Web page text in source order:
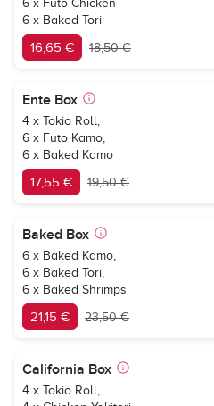
6 x Futo Chicken
6 x Baked Tori
16,65 € 18,50 €
Ente Box
4 x Tokio Roll,
6 x Futo Kamo,
6 x Baked Kamo
17,55 € 19,50 €
Baked Box
6 x Baked Kamo,
6 x Baked Tori,
6 x Baked Shrimps
21,15 € 23,50 €
California Box
4 x Tokio Roll,